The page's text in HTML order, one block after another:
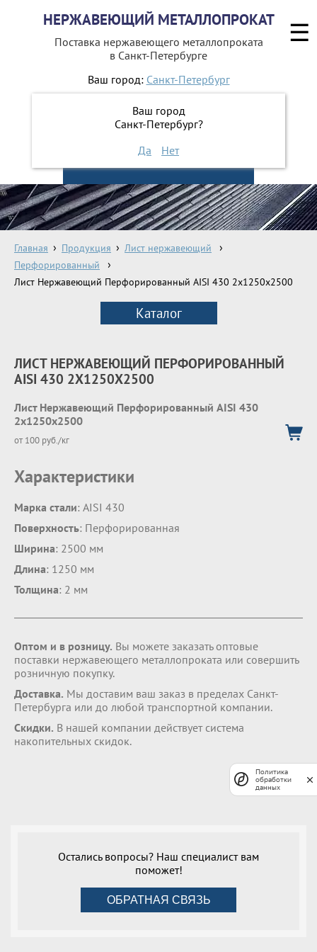
НЕРЖАВЕЮЩИЙ МЕТАЛЛОПРОКАТ
Поставка нержавеющего металлопроката
в Санкт-Петербурге
Ваш город: Санкт-Петербург
Ваш город
Санкт-Петербург?
Да
Нет
+7 (812)642-41-48
+7 (812)642-41-49
Главная Продукция
Лист нержавеющий
Перфорированный
Лист Нержавеющий Перфорированный AISI 430 2х1250х2500
Каталог
ЛИСТ НЕРЖАВЕЮЩИЙ ПЕРФОРИРОВАННЫЙ
AISI 430 2Х1250Х2500
Лист Нержавеющий Перфорированный AISI 430
2х1250х2500
от 100 руб./кг
Характеристики
Марка стали: AISI 430
Поверхность: Перфорированная
Ширина: 2500 мм
Длина: 1250 мм
Толщина: 2 мм
Оптом и в розницу. Вы можете заказать оптовые
поставки нержавеющего металлопроката или совершить
розничную покупку.
Доставка. Мы доставим ваш заказ в пределах Санкт-
Петербурга или до любой транспортной компании.
Скидки. В нашей компании действует система
накопительных скидок.
Остались вопросы? Наш специалист вам
поможет!
ОБРАТНАЯ СВЯЗЬ
☰
Политика
обработки
данных